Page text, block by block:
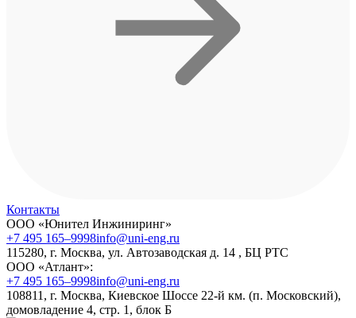
Контакты
ООО «Юнител Инжиниринг»
+7 495 165–9998info@uni-eng.ru
115280, г. Москва, ул. Автозаводская д. 14 , БЦ РТС
ООО «Атлант»:
+7 495 165–9998info@uni-eng.ru
108811, г. Москва, Киевское Шоссе 22-й км. (п. Московский),
домовладение 4, стр. 1, блок Б